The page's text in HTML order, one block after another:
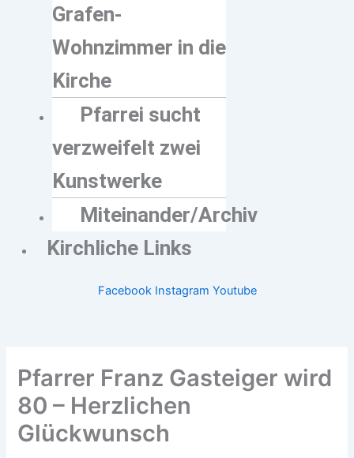
Grafen-
Wohnzimmer in die
Kirche
Pfarrei sucht
verzweifelt zwei
Kunstwerke
Miteinander/Archiv
Kirchliche Links
Facebook Instagram Youtube
Pfarrer Franz Gasteiger wird
80 – Herzlichen
Glückwunsch